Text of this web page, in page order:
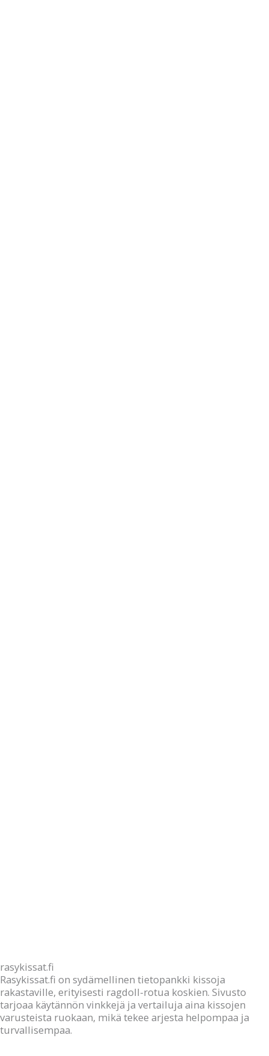
rasykissat.fi
Rasykissat.fi on sydämellinen tietopankki kissoja
rakastaville, erityisesti ragdoll-rotua koskien. Sivusto
tarjoaa käytännön vinkkejä ja vertailuja aina kissojen
varusteista ruokaan, mikä tekee arjesta helpompaa ja
turvallisempaa.